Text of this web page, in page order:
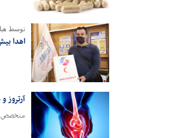
توسط
اهدا بیش از ۵۰۰ جعبه کمک های اولیه به
آرتروز
متخصص